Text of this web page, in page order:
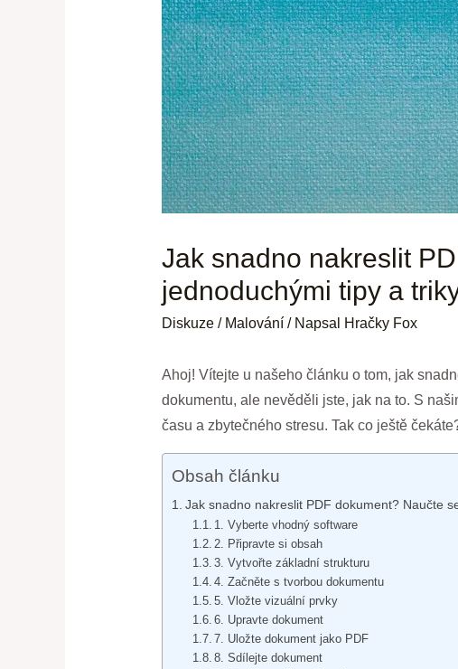
Jak snadno nakreslit
jednoduchými tipy a
Diskuze / Malování/ Napsal Hračky Fox
Ahoj! Vítejte u našeho článku o tom, jak
dokumentu, ale nevěděli jste, jak na to. S
času a zbytečného stresu. Tak co ještě
Obsah článku
Jak snadno nakreslit PDF dokument? Naučte
1. Vyberte vhodný software
2. Připravte si obsah
3. Vytvořte základní strukturu
4. Začněte s tvorbou dokumentu
5. Vložte vizuální prvky
6. Upravte dokument
7. Uložte dokument jako PDF
8. Sdílejte dokument